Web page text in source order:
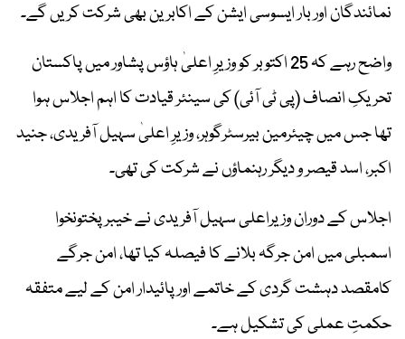
نمائندگان اور بار ایسوسی ایشن کے اکابرین بھی شرکت کریں گے۔
واضح رہے کہ 25 اکتوبر کو وزیرِ اعلیٰ ہاؤس پشاور میں پاکستان
تحریکِ انصاف (پی ٹی آئی) کی سینئر قیادت کا اہم اجلاس ہوا
تھا جس میں چیئرمین بیرسٹرگوہر، وزیرِ اعلیٰ سہیل آفریدی، جنید
اکبر، اسد قیصر و دیگر رہنماؤں نے شرکت کی تھی۔
اجلاس کے دوران وزیراعلی سہیل آفریدی نے خیبر پختونخوا
اسمبلی میں امن جرگہ بلانے کا فیصلہ کیا تھا، امن جرگے
کامقصد دہشت گردی کے خاتمے اور پائیدار امن کے لیے متفقہ
حکمتِ عملی کی تشکیل ہے۔